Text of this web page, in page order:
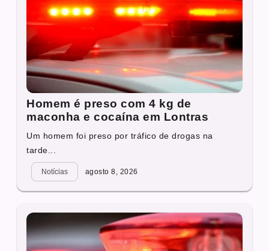
Homem é preso com 4 kg de
maconha e cocaína em Lontras
Um homem foi preso por tráfico de drogas na
tarde...
Notícias agosto 8, 2026